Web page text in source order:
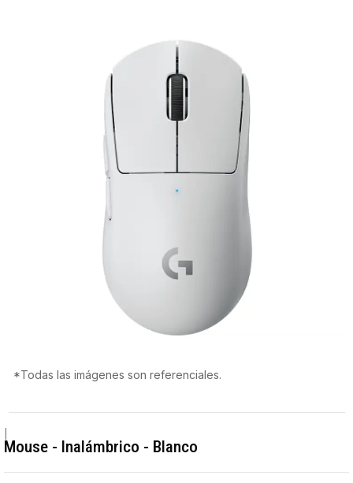
*Todas las imágenes son referenciales.
Mouse - Inalámbrico - Blanco